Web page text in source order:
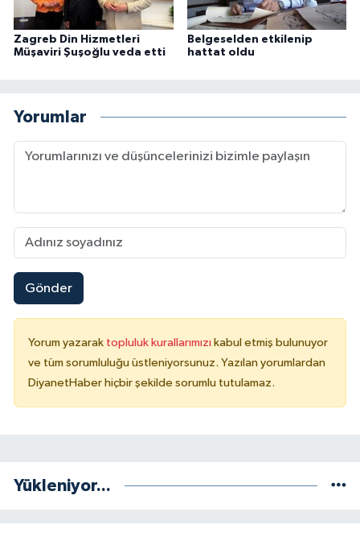
Zagreb Din Hizmetleri
Müşaviri Şuşoğlu veda etti
Belgeselden etkilenip
hattat oldu
Yorumlar
Gönder
Yorum yazarak topluluk kurallarımızı kabul etmiş bulunuyor
ve tüm sorumluluğu üstleniyorsunuz. Yazılan yorumlardan
DiyanetHaber hiçbir şekilde sorumlu tutulamaz.
Yükleniyor...